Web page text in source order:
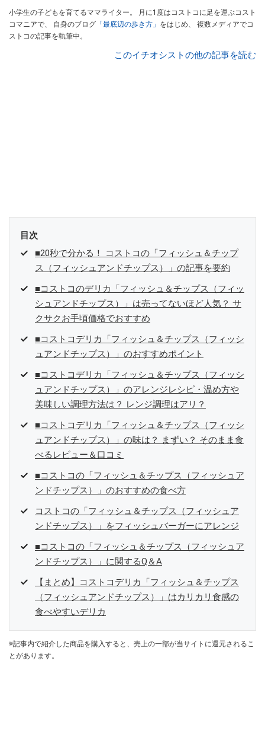
小学生の子どもを育てるママライター。 月に1度はコストコに足を運ぶコスト
コマニアで、 自身のブログ 「最底辺の歩き方」 をはじめ、 複数メディアでコ
ストコの記事を執筆中。
このイチオシストの他の記事を読む
目次
■20秒で分かる！ コストコの「フィッシュ＆チップ
ス（フィッシュアンドチップス）」の記事を要約
■コストコのデリカ「フィッシュ＆チップス（フィッ
シュアンドチップス）」は売ってないほど人気？ サ
クサクお手頃価格でおすすめ
■コストコデリカ「フィッシュ＆チップス（フィッシ
ュアンドチップス）」のおすすめポイント
■コストコデリカ「フィッシュ＆チップス（フィッシ
ュアンドチップス）」のアレンジレシピ・温め方や
美味しい調理方法は？ レンジ調理はアリ？
■コストコデリカ「フィッシュ＆チップス（フィッシ
ュアンドチップス）」の味は？ まずい？ そのまま食
べるレビュー＆口コミ
■コストコの「フィッシュ＆チップス（フィッシュア
ンドチップス）」のおすすめの食べ方
コストコの「フィッシュ＆チップス（フィッシュア
ンドチップス）」をフィッシュバーガーにアレンジ
■コストコの「フィッシュ＆チップス（フィッシュア
ンドチップス）」に関するQ＆A
【まとめ】コストコデリカ「フィッシュ＆チップス
（フィッシュアンドチップス）」はカリカリ食感の
食べやすいデリカ
※記事内で紹介した商品を購入すると、売上の一部が当サイトに還元されるこ
とがあります。